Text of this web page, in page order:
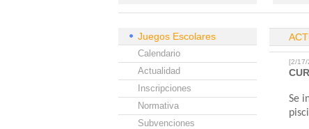
Juegos Escolares
Calendario
Actualidad
Inscripciones
Normativa
Subvenciones
[2/17/
Se